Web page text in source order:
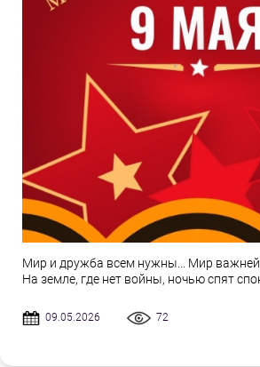
Мир и дружба всем нужны... Мир важней
На земле, где нет войны, ночью спят
09.05.2026 72